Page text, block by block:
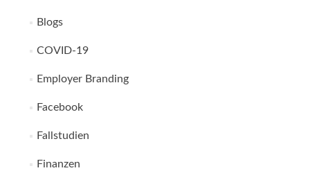
Blogs
COVID-19
Employer Branding
Facebook
Fallstudien
Finanzen